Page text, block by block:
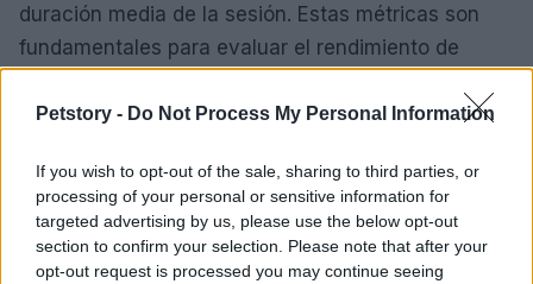
Petstory - Do Not Process My Personal Information
If you wish to opt-out of the sale, sharing to third parties, or
processing of your personal or sensitive information for
targeted advertising by us, please use the below opt-out
section to confirm your selection. Please note that after your
opt-out request is processed you may continue seeing
duración media de la sesión. Estas métricas son
fundamentales para evaluar el rendimiento de
necesario.
Asimismo, resulta crucial llevar un seguimiento
continuo delcustomer journey. Herramientas de
análisis comoGoogle Analyticsy Facebook
Insightsson esenciales para obtener una visión